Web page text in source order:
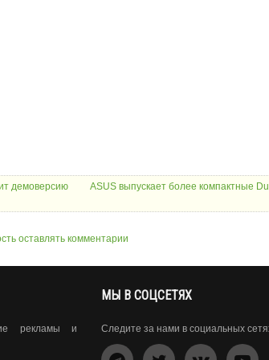
демоверсию
ASUS выпускает более компактные
оставлять комментарии
рекламы и
МЫ В СОЦСЕТЯХ
Следите за нами в социальных